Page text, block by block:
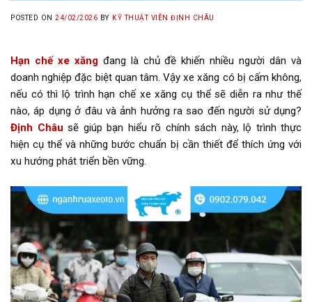
POSTED ON24/02/2026 BY KỸ THUẬT VIÊN ĐỊNH CHÂU
Hạn chế xe xăngđang là chủ đề khiến nhiều người dân và
doanh nghiệp đặc biệt quan tâm. Vậy xe xăng có bị cấm không,
nếu có thì lộ trình hạn chế xe xăng cụ thể sẽ diễn ra như thế
nào, áp dụng ở đâu và ảnh hưởng ra sao đến người sử dụng?
Định Châu sẽ giúp bạn hiểu rõ chính sách này, lộ trình thực
hiện cụ thể và những bước chuẩn bị cần thiết để thích ứng với
xu hướng phát triển bền vững.